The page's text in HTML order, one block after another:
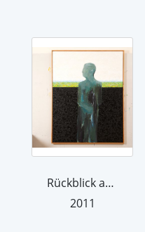
Rückblick auf Venedig
2011